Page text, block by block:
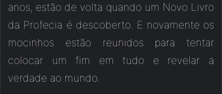
anos, estão de volta quando um Novo Livro
da Profecia é descoberto. E novamente os
mocinhos estão reunidos para tentar
colocar um fim em tudo e revelar a
verdade ao mundo.